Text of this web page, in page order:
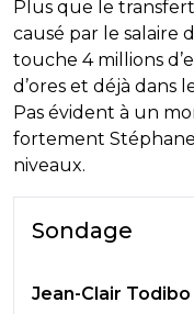
Plus que le
causé par le salaire
touche 4 millions
d’ores et déjà dans
Pas évident à un
fortement Stéphane
niveaux.
Sondage
Jean-Clair